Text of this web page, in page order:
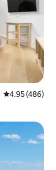
從 486 則評價
4.95 (486)